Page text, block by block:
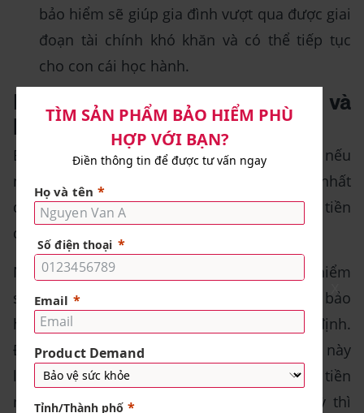
bảo hiểm sẽ giúp gia đình vượt qua được giai
đoạn tài chính khó khăn và có thể tiếp tục
cho con cái học hành.
Bảo hiểm trả tiền định kỳ giống và
khác gì so với bảo hiểm sinh kỳ?
Bảo hiểm sinh kỳ là sản phẩm bảo hiểm nếu
người tham gia còn sống tới một thời hạn nhất
định thì công ty bảo hiểm sẽ chi trả một số tiền
được thỏa thuận trong hợp đồng.
Như vậy bảo hiểm trả tiền định kỳ và bảo hiểm
sinh kỳ có điểm tương đồng là người được bảo
hiểm đều phải sống đến một thời hạn nhất định.
Điểm khác biệt giữa hai loại hình bảo hiểm này
là với bảo hiểm sinh kỳ, công ty bảo hiểm trả tiền
một lần, còn với bảo hiểm trả tiền định kỳ thì
X